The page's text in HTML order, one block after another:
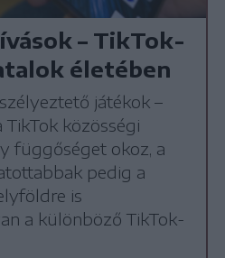
– TikTok-
életében
játékok –
TikTok közösségi
függőséget okoz, a
pedig a
is
a különböző TikTok-